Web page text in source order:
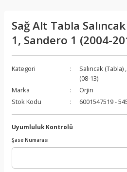
Sağ Alt Tabla
1, Sandero 1 (2004-
Kategori Salıncak (Tabla) ,
(08-13)
Marka
Orjin
Stok Kodu
6001547519 -
Uyumluluk Kontrolü
Şase Numarası